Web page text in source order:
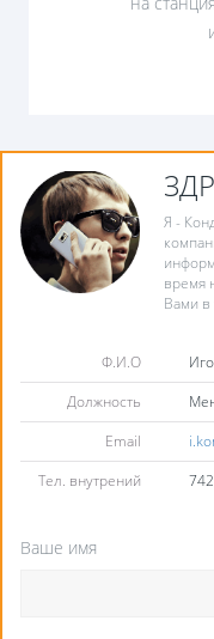
Я -
время
Вами в
Ф.И.О
Должность
Email
Тел. внутрений
742
Ваше имя